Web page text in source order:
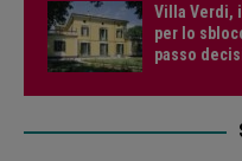
Villa Verdi,
per lo
passo